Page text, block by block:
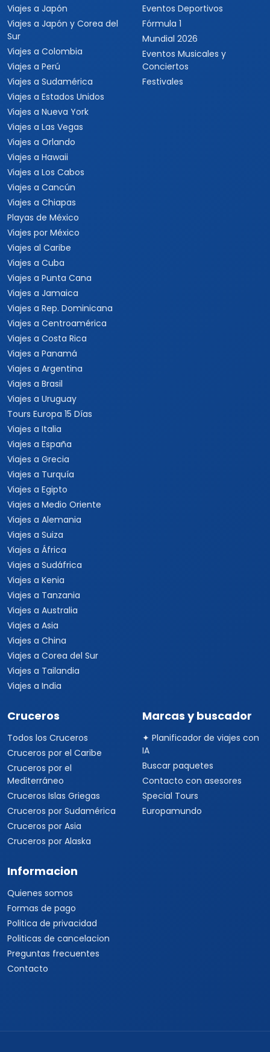
Viajes a Japón
Viajes a Japón y Corea del
Sur
Viajes a Colombia
Viajes a Perú
Viajes a Sudamérica
Viajes a Estados Unidos
Viajes a Nueva York
Viajes a Las Vegas
Viajes a Orlando
Viajes a Hawaii
Viajes a Los Cabos
Viajes a Cancún
Viajes a Chiapas
Playas de México
Viajes por México
Viajes al Caribe
Viajes a Cuba
Viajes a Punta Cana
Viajes a Jamaica
Viajes a Rep. Dominicana
Viajes a Centroamérica
Viajes a Costa Rica
Viajes a Panamá
Viajes a Argentina
Viajes a Brasil
Viajes a Uruguay
Tours Europa 15 Días
Viajes a Italia
Viajes a España
Viajes a Grecia
Viajes a Turquía
Viajes a Egipto
Viajes a Medio Oriente
Viajes a Alemania
Viajes a Suiza
Viajes a África
Viajes a Sudáfrica
Viajes a Kenia
Viajes a Tanzania
Viajes a Australia
Viajes a Asia
Viajes a China
Viajes a Corea del Sur
Viajes a Tailandia
Viajes a India
Eventos Deportivos
Fórmula 1
Mundial 2026
Eventos Musicales y
Conciertos
Festivales
Cruceros
Todos los Cruceros
Cruceros por el Caribe
Cruceros por el
Mediterráneo
Cruceros Islas Griegas
Cruceros por Sudamérica
Cruceros por Asia
Cruceros por Alaska
Marcas y buscador
✦ Planificador de viajes con
IA
Buscar paquetes
Contacto con asesores
Special Tours
Europamundo
Informacion
Quienes somos
Formas de pago
Politica de privacidad
Politicas de cancelacion
Preguntas frecuentes
Contacto